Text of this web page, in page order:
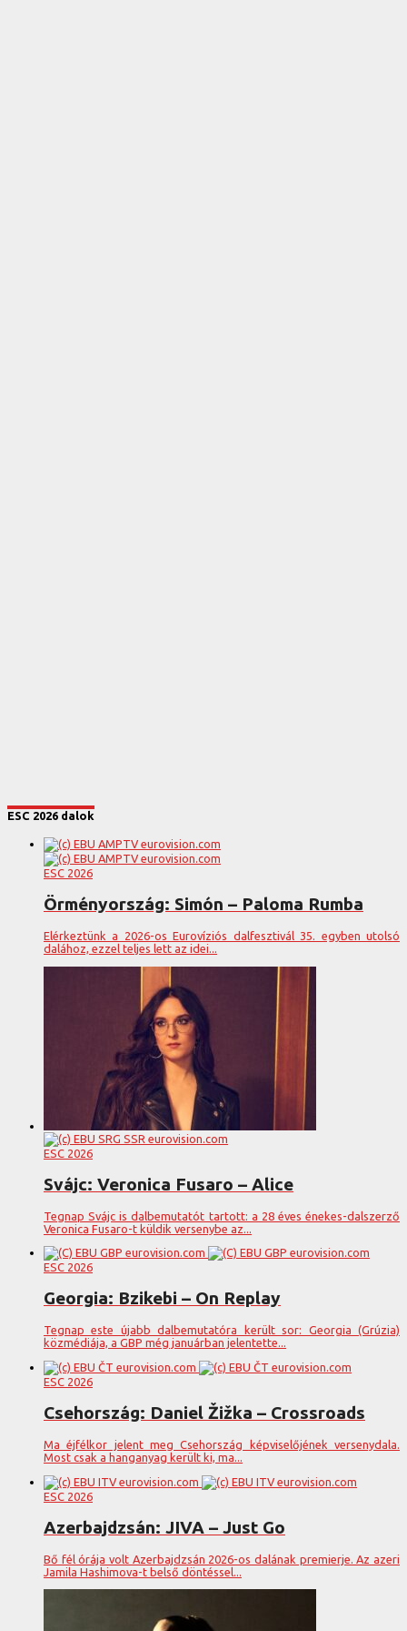
ESC 2026 dalok
ESC 2026
Örményország: Simón – Paloma Rumba
Elérkeztünk a 2026-os Eurovíziós dalfesztivál 35. egyben utolsó
dalához, ezzel teljes lett az idei...
ESC 2026
Svájc: Veronica Fusaro – Alice
Tegnap Svájc is dalbemutatót tartott: a 28 éves énekes-dalszerző
Veronica Fusaro-t küldik versenybe az...
ESC 2026
Georgia: Bzikebi – On Replay
Tegnap este újabb dalbemutatóra került sor: Georgia (Grúzia)
közmédiája, a GBP még januárban jelentette...
ESC 2026
Csehország: Daniel Žižka – Crossroads
Ma éjfélkor jelent meg Csehország képviselőjének versenydala.
Most csak a hanganyag került ki, ma...
ESC 2026
Azerbajdzsán: JIVA – Just Go
Bő fél órája volt Azerbajdzsán 2026-os dalának premierje. Az azeri
Jamila Hashimova-t belső döntéssel...